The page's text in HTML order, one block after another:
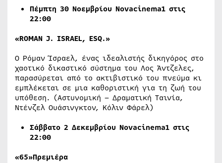
Πέμπτη 30 Νοεμβρίου Novacinema1 στις
22:00
«ROMAN J. ISRAEL, ESQ.»
Ο Ρόμαν Ίσραελ, ένας ιδεαλιστής δικηγόρος στο
χαοτικό δικαστικό σύστημα του Λος Άντζελες,
παρασύρεται από το ακτιβιστικό του πνεύμα κι
εμπλέκεται σε μια καθοριστική για τη ζωή του
υπόθεση. (Αστυνομική – Δραματική Ταινία,
Ντένζελ Ουάσινγκτον, Κόλιν Φάρελ)
Σάββατο 2 Δεκεμβρίου Novacinema1 στις
22:00
«65»Πρεμιέρα